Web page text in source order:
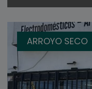
ARROYO SECO